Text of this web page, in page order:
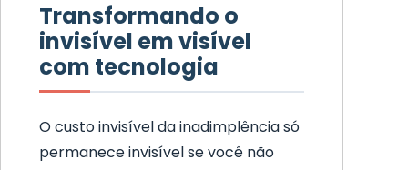
Transformando o
invisível em visível
com tecnologia
O custo invisível da inadimplência só
permanece invisível se você não